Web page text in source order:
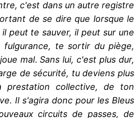
c'est dans un autre registre
de se dire que lorsque le
peut te sauver, il peut sur une
fulgurance, te sortir du piège,
mal.Sans lui, c'est plus dur,
de sécurité, tu deviens plus
prestation collective, de ton
Il s'agira donc pour les Bleus
circuits de passes, de